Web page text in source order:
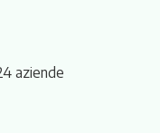
aziende